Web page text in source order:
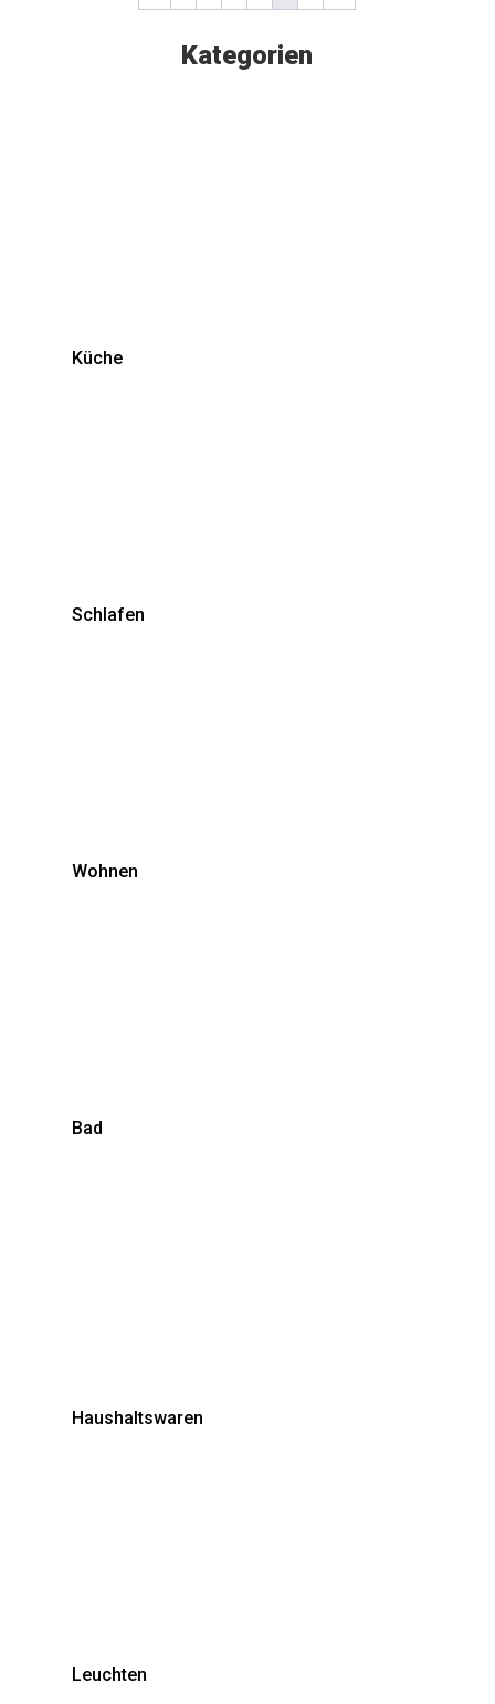
Kategorien
Küche
Schlafen
Wohnen
Bad
Haushaltswaren
Leuchten